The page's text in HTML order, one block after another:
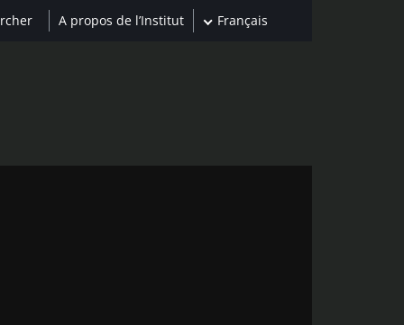
A propos de l’Institut Français